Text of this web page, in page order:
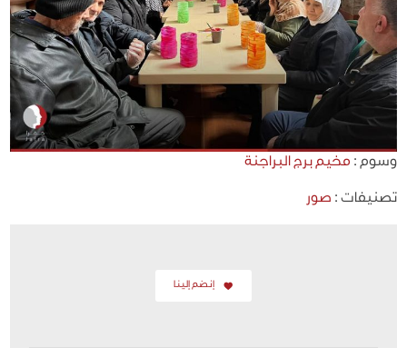
وسوم : مخيم برج البراجنة
تصنيفات : صور
إنضم إلينا